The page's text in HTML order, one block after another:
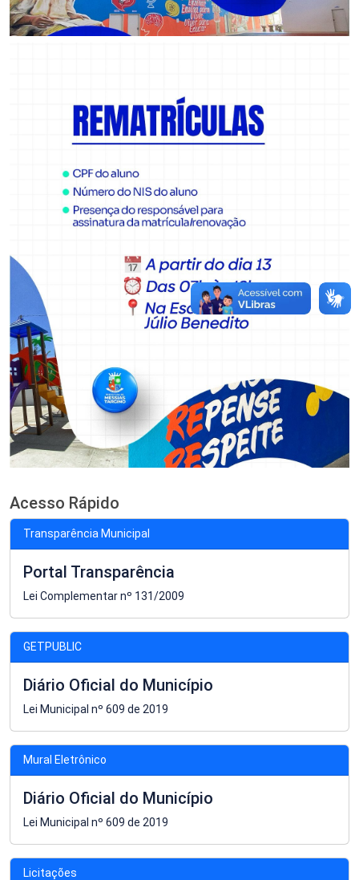
Acesso Rápido
Transparência Municipal
Portal Transparência
Lei Complementar nº 131/2009
GETPUBLIC
Diário Oficial do Município
Lei Municipal nº 609 de 2019
Mural Eletrônico
Diário Oficial do Município
Lei Municipal nº 609 de 2019
Licitações